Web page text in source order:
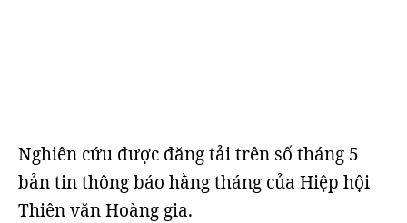
Nghiên cứu được đăng tải trên số tháng 5
bản tin thông báo hằng tháng của Hiệp hội
Thiên văn Hoàng gia.